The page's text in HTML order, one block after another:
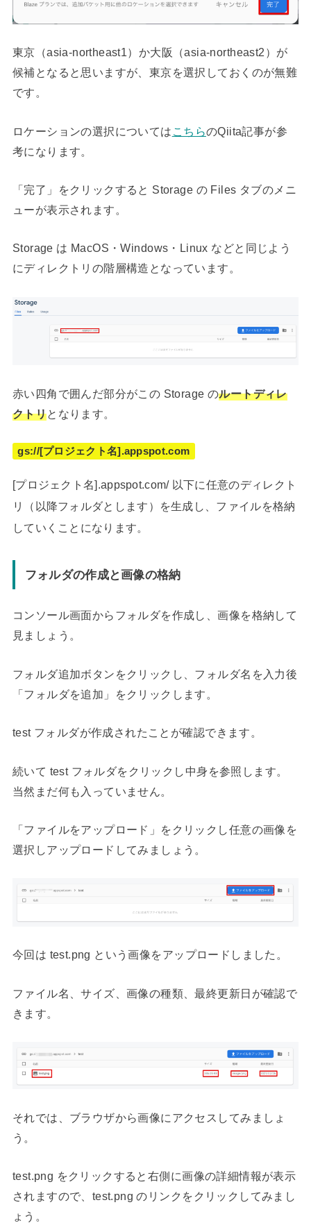
東京（asia-northeast1）か大阪（asia-northeast2）が
候補となると思いますが、東京を選択しておくのが無難
です。
ロケーションの選択については こちらのQiita記事が参
考になります。
「完了」をクリックすると Storage の Files タブのメニ
ューが表示されます。
Storage は MacOS・Windows・Linux などと同じよう
にディレクトリの階層構造となっています。
赤い四角で囲んだ部分がこの Storage のルートディレ
クトリとなります。
gs://[プロジェクト名].appspot.com
[プロジェクト名].appspot.com/ 以下に任意のディレクト
リ（以降フォルダとします）を生成し、ファイルを格納
していくことになります。
フォルダの作成と画像の格納
コンソール画面からフォルダを作成し、画像を格納して
見ましょう。
フォルダ追加ボタンをクリックし、フォルダ名を入力後
「フォルダを追加」をクリックします。
test フォルダが作成されたことが確認できます。
続いて test フォルダをクリックし中身を参照します。
当然まだ何も入っていません。
「ファイルをアップロード」をクリックし任意の画像を
選択しアップロードしてみましょう。
今回は test.png という画像をアップロードしました。
ファイル名、サイズ、画像の種類、最終更新日が確認で
きます。
それでは、ブラウザから画像にアクセスしてみましょ
う。
test.png をクリックすると右側に画像の詳細情報が表示
されますので、test.png のリンクをクリックしてみまし
ょう。